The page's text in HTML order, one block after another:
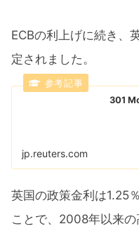
ECBの利上げに続き、
定されました。
301
jp.reuters.com
英国の政策金利は1.25
ことで、2008年以来の